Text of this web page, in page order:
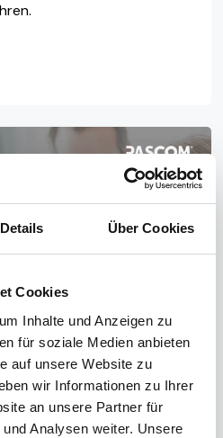
Details Über Cookies
Cookies
Inhalte und Anzeigen zu
für soziale Medien anbieten
auf unsere Website zu
wir Informationen zu Ihrer
an unsere Partner für
Analysen weiter. Unsere
steigert